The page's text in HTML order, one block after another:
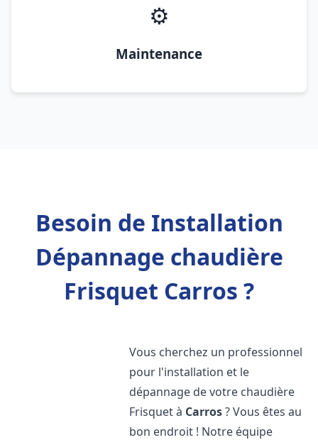
⚙️
Maintenance
Besoin de Installation
Dépannage chaudière
Frisquet Carros ?
Vous cherchez un professionnel
pour l'installation et le
dépannage de votre chaudière
Frisquet à Carros? Vous êtes au
bon endroit ! Notre équipe